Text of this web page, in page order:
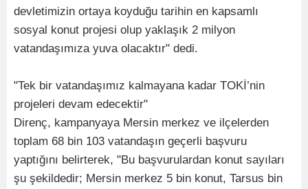
devletimizin ortaya koyduğu tarihin en kapsamlı
sosyal konut projesi olup yaklaşık 2 milyon
vatandaşımıza yuva olacaktır" dedi.
"Tek bir vatandaşımız kalmayana kadar TOKİ’nin
projeleri devam edecektir"
Direnç, kampanyaya Mersin merkez ve ilçelerden
toplam 68 bin 103 vatandaşın geçerli başvuru
yaptığını belirterek, "Bu başvurulardan konut sayıları
şu şekildedir; Mersin merkez 5 bin konut, Tarsus bin